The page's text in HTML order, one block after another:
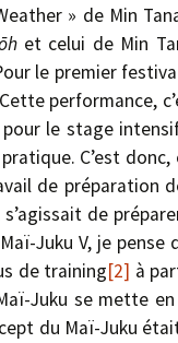
» de Min
et celui de Min
le premier
performance,
le stage
C’est
de préparation
de
Juku V, je
de training[2] à
Juku se mette en
du Maï-Juku